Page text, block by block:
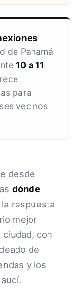
de Panamá
10 a 11
para
vecinos
desde
dónde
la respuesta
mejor
ciudad, con
de
y los